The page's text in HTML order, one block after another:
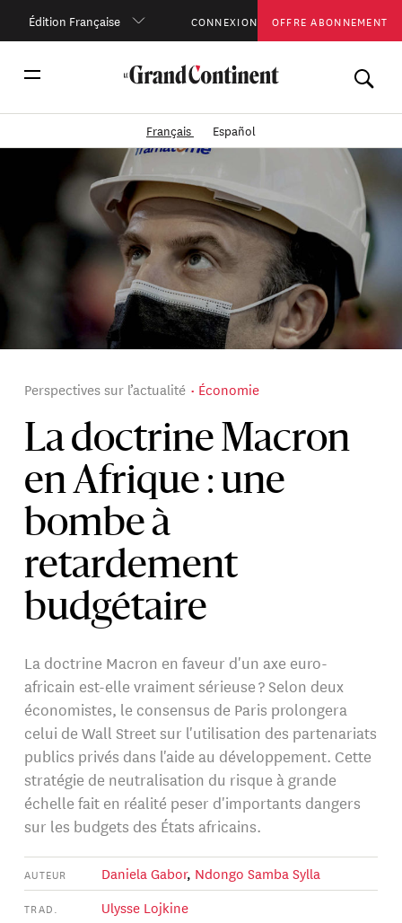
Édition Française CONNEXION OFFRE ABONNEMENT
Français Español
La doctrine Macron
en Afrique : une
bombe à
retardement
budgétaire
Perspectives sur l’actualité Économie
La doctrine Macron en faveur d'un axe euro-
africain est-elle vraiment sérieuse ? Selon deux
économistes, le consensus de Paris prolongera
celui de Wall Street sur l'utilisation des partenariats
publics privés dans l'aide au développement. Cette
stratégie de neutralisation du risque à grande
échelle fait en réalité peser d'importants dangers
sur les budgets des États africains.
AUTEUR Daniela Gabor, Ndongo Samba Sylla
TRAD. Ulysse Lojkine